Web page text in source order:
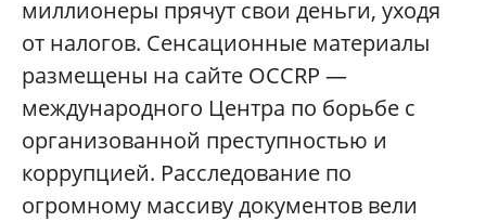
миллионеры прячут свои деньги, уходя
от налогов. Сенсационные материалы
размещены на сайте OCCRP —
международного Центра по борьбе с
организованной преступностью и
коррупцией. Расследование по
огромному массиву документов вели